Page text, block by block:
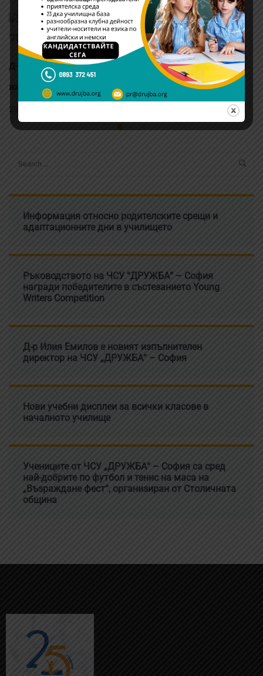
д-р Николета
Кирчева
Д-р Илия Емилов е новият изпълнителен директор
на ЧСУ „ДРУЖБА“ – София
29/07/2026
Информация относно родителските срещи и
адаптационните дни в училището
Ръководството на ЧСУ “ДРУЖБА” – София
награди победителите в състезанието Young
Writers Competition
Д-р Илия Емилов е новият изпълнителен
директор на ЧСУ „ДРУЖБА“ – София
Нови учебни дисплеи за всички класове в
началното училище
Учениците от ЧСУ „ДРУЖБА“ – София са сред
най-добрите по футбол и тенис на маса на
„Възраждане фест“, организиран от Столичната
община